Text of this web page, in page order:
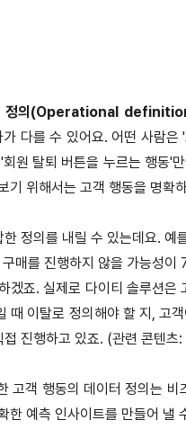
정의(Operational
다를 수 있어요. 어떤 사람
원 탈퇴 버튼을 누르는 행동'
위해서는 고객 행동을 명확
정의를 내릴 수 있는데요. 예
매를 진행하지 않을 가능성
죠. 실제로 다이티 솔루션은
이탈로 정의해야 할 지, 고
진행하고 있죠. (관련 콘텐츠:
객 행동의 데이터 정의는 비
한 예측 인사이트를 만들어 낼